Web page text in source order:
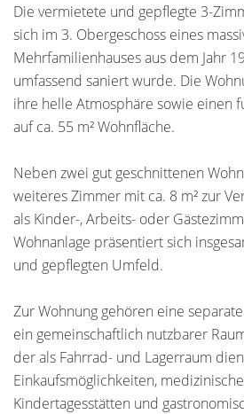
Die vermietete und gepflegte 3-
sich im 3. Obergeschoss eines
Mehrfamilienhauses aus dem Jahr
umfassend saniert wurde. Die
ihre helle Atmosphäre sowie einen
auf ca. 55 m² Wohnfläche.
Neben zwei gut geschnittenen
weiteres Zimmer mit ca. 8 m² zur
als Kinder-, Arbeits- oder
Wohnanlage präsentiert sich
und gepflegten Umfeld.
Zur Wohnung gehören eine
ein gemeinschaftlich nutzbarer
der als Fahrrad- und Lagerraum
Einkaufsmöglichkeiten,
Kindertagesstätten und